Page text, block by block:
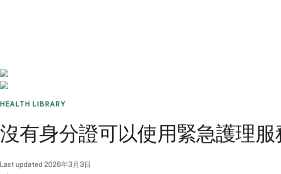
HEALTH LIBRARY
沒有身分證可以使用緊急護理服
Last updated 2026年3月3日